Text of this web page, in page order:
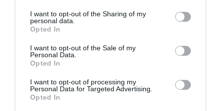
not limited to your visit or usage behaviour. You may click to
grant or deny consent to Google and its third-party tags to
use your data for below specified purposes in below Google
consent section.
I want to opt-out of the Sharing of my
personal data.
Opted In
I want to opt-out of the Sale of my
Personal Data.
Opted In
I want to opt-out of processing my
Personal Data for Targeted Advertising.
Opted In
διεξαχθεί στο «Απόστολος Νικολαϊδης», στο πλαίσιο
της 32ης αγωνιστικής της Super League ΟΠΑΠ
2014/15.
Κοτσόλης, Στιλ, Αναγνωστόπουλος, Κουτρουμπής,
Χουχούμης, Τριανταφυλλόπουλος, Σίλντενφελντ,